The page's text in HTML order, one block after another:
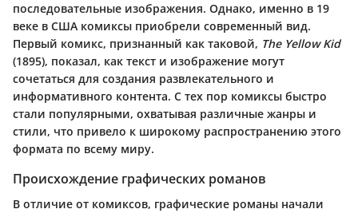
последовательные изображения. Однако, именно в 19
веке в США комиксы приобрели современный вид.
Первый комикс, признанный как таковой, The Yellow Kid
(1895), показал, как текст и изображение могут
сочетаться для создания развлекательного и
информативного контента. С тех пор комиксы быстро
стали популярными, охватывая различные жанры и
стили, что привело к широкому распространению этого
формата по всему миру.
Происхождение графических романов
В отличие от комиксов, графические романы начали